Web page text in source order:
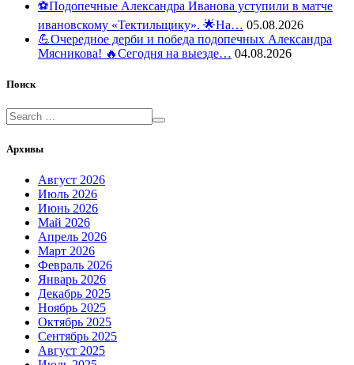
⚽️Подопечные Александра Иванова уступили в матче
ивановскому «Тектильщику». 🌟На… 05.08.2026
💪Очередное дерби и победа подопечных Александра
Мясникова! 🔥Сегодня на выезде… 04.08.2026
Поиск
Архивы
Август 2026
Июль 2026
Июнь 2026
Май 2026
Апрель 2026
Март 2026
Февраль 2026
Январь 2026
Декабрь 2025
Ноябрь 2025
Октябрь 2025
Сентябрь 2025
Август 2025